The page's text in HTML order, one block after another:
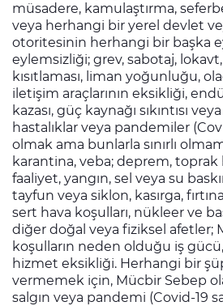
müsadere, kamulaştırma,
veya herhangi bir yerel devlet
otoritesinin herhangi bir başka
eylemsizliği; grev, sabotaj,
kısıtlaması, liman yoğunluğu,
iletişim araçlarının eksikliği,
kazası, güç kaynağı sıkıntısı
hastalıklar veya pandemiler
olmak ama bunlarla sınırlı
karantina, veba; deprem, toprak
faaliyet, yangın, sel veya su
tayfun veya siklon, kasırga,
sert hava koşulları, nükleer ve
diğer doğal veya fiziksel afetler;
koşulların neden olduğu iş
hizmet eksikliği. Herhangi bir
vermemek için, Mücbir Sebep
salgın veya pandemi (Covid-19